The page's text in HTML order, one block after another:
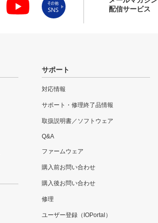
配信サービス
サポート
対応情報
サポート・修理終了品情報
取扱説明書／ソフトウェア
Q&A
ファームウェア
購入前お問い合わせ
購入後お問い合わせ
修理
ユーザー登録（IOPortal）